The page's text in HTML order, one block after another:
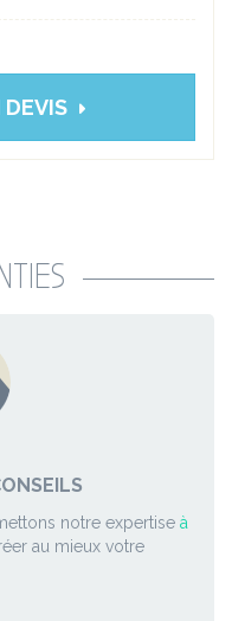
DEVIS
notre expertise à
au mieux votre